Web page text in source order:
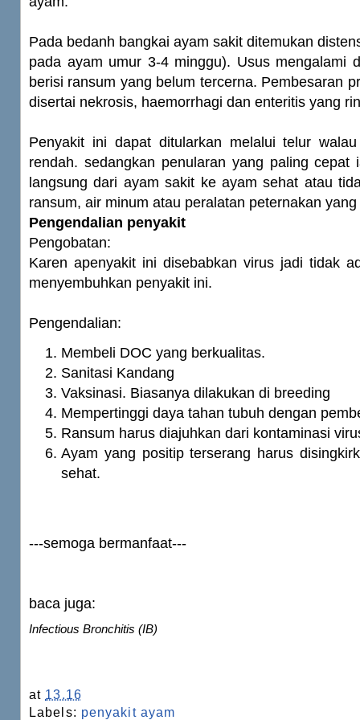
Pada bedanh bangkai ayam sakit ditemukan
pada ayam umur 3-4 minggu). Usus mengalami
berisi ransum yang belum tercerna. Pembesaran
disertai nekrosis, haemorrhagi dan enteritis yang
Penyakit ini dapat ditularkan melalui telur
rendah. sedangkan penularan yang paling cepat
langsung dari ayam sakit ke ayam sehat atau
ransum, air minum atau peralatan peternakan
Pengendalian penyakit
Pengobatan:
Karen apenyakit ini disebabkan virus jadi tidak
menyembuhkan penyakit ini.
Pengendalian:
Membeli DOC yang berkualitas.
Sanitasi Kandang
Vaksinasi. Biasanya dilakukan di breeding
Mempertinggi daya tahan tubuh dengan
Ransum harus diajuhkan dari kontaminasi
Ayam yang positip terserang harus
sehat.
---semoga bermanfaat---
baca juga:
Infectious Bronchitis (IB)
at 13.16
Labels: penyakit ayam